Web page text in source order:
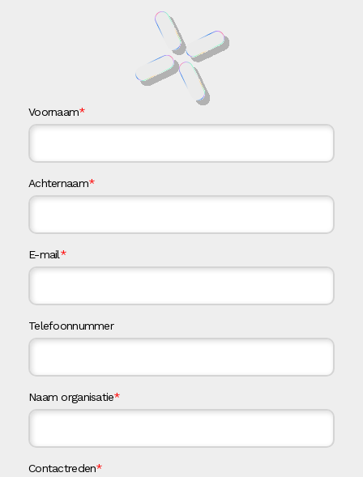
Voornaam*
Achternaam*
E-mail*
Telefoonnummer
Naam organisatie*
Contactreden*